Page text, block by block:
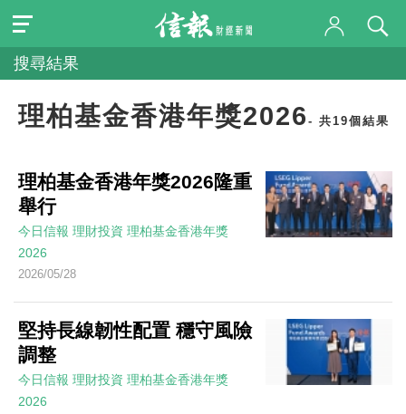
搜尋結果
理柏基金香港年獎2026 - 共19個結果
理柏基金香港年獎2026隆重
舉行
今日信報 理財投資 理柏基金香港年獎
2026
2026/05/28
堅持長線韌性配置 穩守風險
調整
今日信報 理財投資 理柏基金香港年獎
2026